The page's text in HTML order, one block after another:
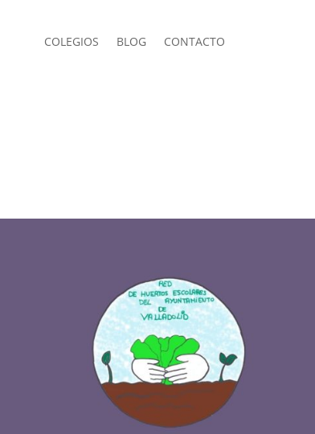
COLEGIOS BLOG CONTACTO